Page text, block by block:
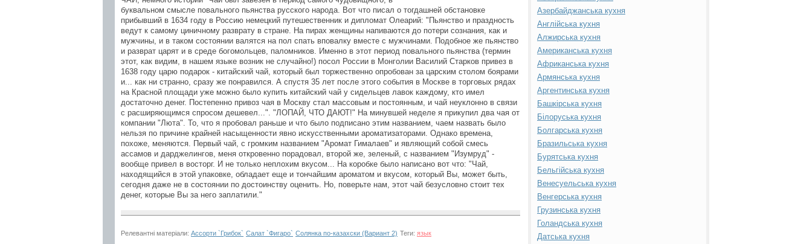
буквальном смысле повального пьянства русского народа. Вот что писал о тогдашней обстановке
прибывший в 1634 году в Россию немецкий путешественник и дипломат Олеарий: "Пьянство и праздность
ведут к самому циничному разврату в стране. На пирах женщины напиваются до потери сознания, как и
мужчины, и в таком состоянии валятся на пол спать вповалку вместе с мужчинами. Подобное же пьянство
и разврат царят и в среде богомольцев, паломников. Именно в этот период повального пьянства (термин
этот, как видим, в нашем языке возник не случайно!) посол России в Монголии Василий Старков привез в
1638 году царю подарок - китайский чай, который был торжественно опробован за царским столом боярами
и... как ни странно, сразу же понравился. А спустя 35 лет после этого события в Москве в торговых рядах
на Красной площади уже можно было купить китайский чай у сидельцев лавок каждому, кто имел
достаточно денег. Постепенно привоз чая в Москву стал массовым и постоянным, и чай неуклонно в связи
с расширяющимся спросом дешевел...". "ЛОПАЙ, ЧТО ДАЮТ!" На минувшей неделе я прикупил два чая от
компании "Люта". То, что я пробовал раньше и что было подписано этим названием, чаем назвать было
нельзя по причине крайней насыщенности явно искусственными ароматизаторами. Однако времена,
похоже, меняются. Первый чай, с громким названием "Аромат Гималаев" и являющий собой смесь
ассамов и дарджелингов, меня откровенно порадовал, второй же, зеленый, с названием "Изумруд" -
вообще привел в восторг. И не только неплохим вкусом... На коробке было написано вот что: "Чай,
находящийся в этой упаковке, обладает еще и тончайшим ароматом и вкусом, который Вы, может быть,
сегодня даже не в состоянии по достоинству оценить. Но, поверьте нам, этот чай безусловно стоит тех
денег, которые Вы за него заплатили."
Релевантні матеріали: Ассорти `Грибок` Салат `Фигаро` Солянка по-казахски (Вариант 2) Теги: язык
Азербайджанська кухня
Англійська кухня
Алжирська кухня
Американська кухня
Африканська кухня
Армянська кухня
Аргентинська кухня
Башкірська кухня
Білоруська кухня
Болгарська кухня
Бразильська кухня
Бурятська кухня
Бельгійська кухня
Венесуельська кухня
Венгерська кухня
Грузинська кухня
Голандська кухня
Датська кухня